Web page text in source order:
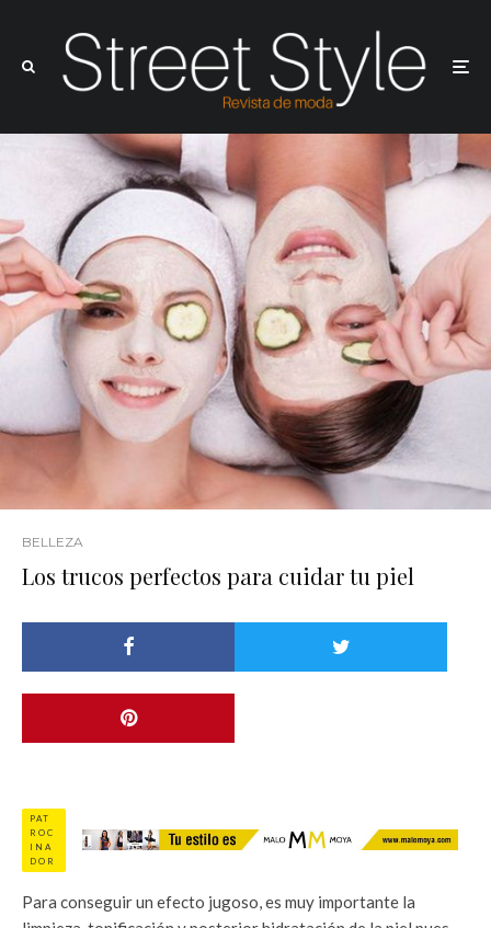
BELLEZA
Los trucos perfectos para cuidar tu piel
PAT
ROC
INA
DOR
Para conseguir un efecto jugoso, es muy importante la